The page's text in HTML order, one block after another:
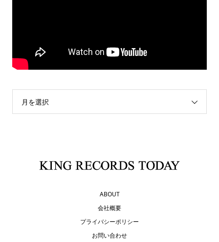
月を選択
ABOUT
会社概要
プライバシーポリシー
お問い合わせ